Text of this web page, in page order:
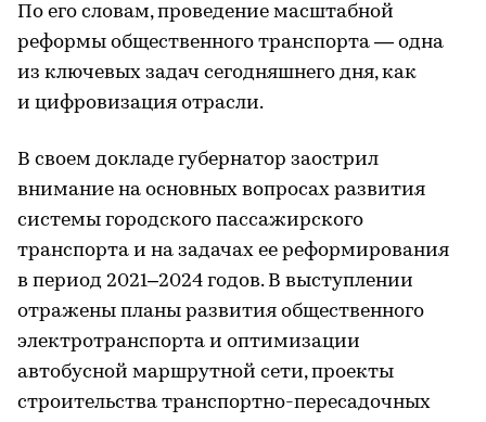
По его словам, проведение масштабной
реформы общественного транспорта — одна
из ключевых задач сегодняшнего дня, как
и цифровизация отрасли.
В своем докладе губернатор заострил
внимание на основных вопросах развития
системы городского пассажирского
транспорта и на задачах ее реформирования
в период 2021–2024 годов. В выступлении
отражены планы развития общественного
электротранспорта и оптимизации
автобусной маршрутной сети, проекты
строительства транспортно-пересадочных